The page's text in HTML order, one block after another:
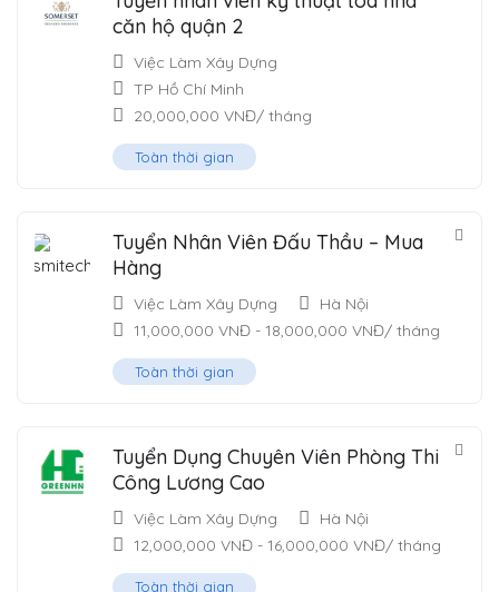
căn hộ quận 2
Việc Làm Xây Dựng
TP Hồ Chí Minh
20,000,000 VNĐ/ tháng
Toàn thời gian
Tuyển Nhân Viên Đấu Thầu – Mua
Hàng
Việc Làm Xây Dựng
Hà Nội
11,000,000 VNĐ - 18,000,000 VNĐ/ tháng
Toàn thời gian
Tuyển Dụng Chuyên Viên Phòng Thi
Công Lương Cao
Việc Làm Xây Dựng
Hà Nội
12,000,000 VNĐ - 16,000,000 VNĐ/ tháng
Toàn thời gian